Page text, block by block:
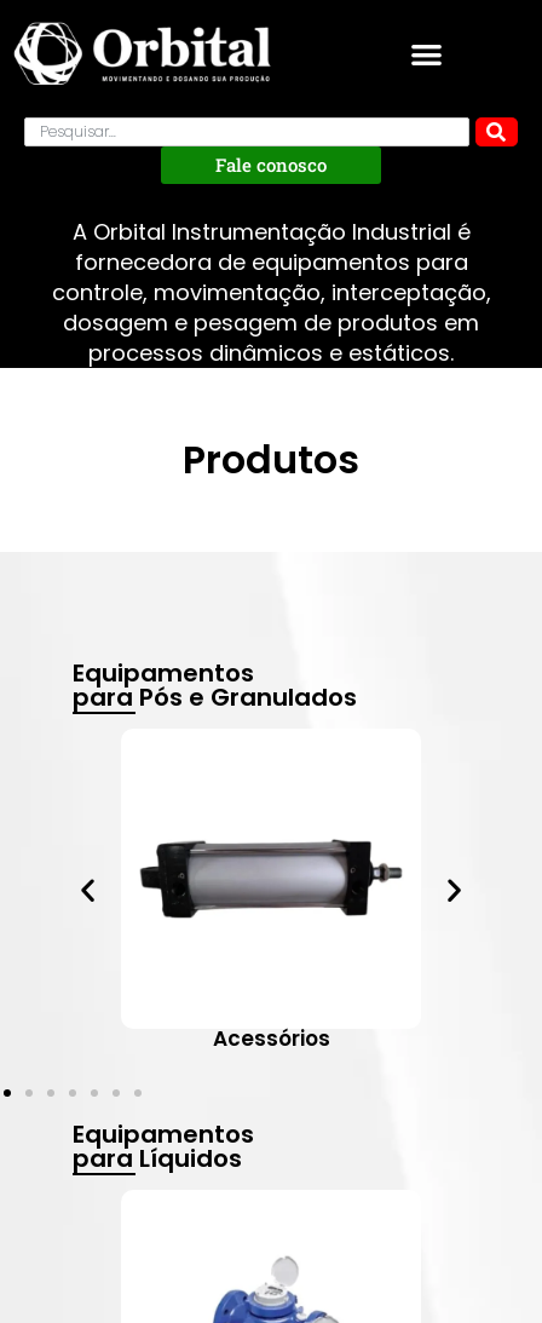
Fale conosco
A Orbital Instrumentação Industrial é
fornecedora de equipamentos para
controle, movimentação, interceptação,
dosagem e pesagem de produtos em
processos dinâmicos e estáticos.
Produtos
Equipamentos
para Pós e Granulados
Acessórios
Equipamentos
para Líquidos